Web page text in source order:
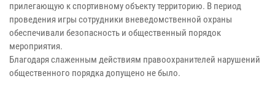
прилегающую к спортивному объекту территорию. В период
проведения игры сотрудники вневедомственной охраны
обеспечивали безопасность и общественный порядок
мероприятия.
Благодаря слаженным действиям правоохранителей нарушений
общественного порядка допущено не было.